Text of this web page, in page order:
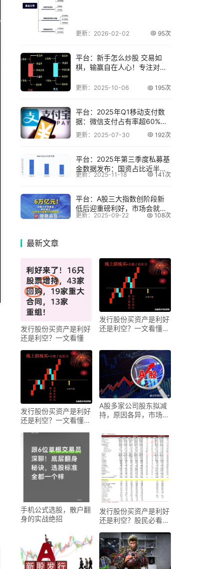
更新：2026-02-02 95次
平台：新手怎么炒股 交易如
棋，输赢自在人心！专注对与
更新：2025-10-06 195次
平台：2025年Q1移动支付数
据：微信支付占有率超60%，
支付宝还
更新：2025-07-30 192次
平台：2025年第三季度私募基
金数据发布：国资占比近半，
新备案基金
更新：2025-11-18 141次
平台：A股三大指数创阶段新
低后迎重磅利好，市场会就此
见底吗？
更新：2025-09-22 108次
最新文章
发行股份买资产是利好
还是利空？一文看懂
发行股份买资产是利好
还是利空？一文看懂对
发行股份买资产是利好
还是利空？一文看懂对
A股多家公司股东拟减
持，原因各异，市场影
手机公式选股，散户翻
身的实战绝招
发行股份买资产是利好
还是利空？股民必看解